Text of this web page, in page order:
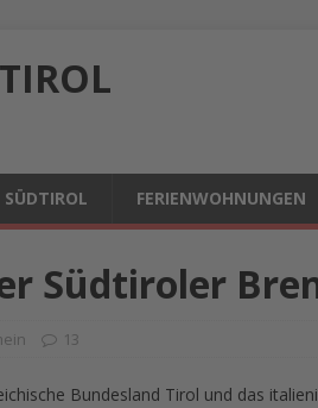
FERIENWOHNUNGEN
Südtiroler
13
Bundesland Tirol und das